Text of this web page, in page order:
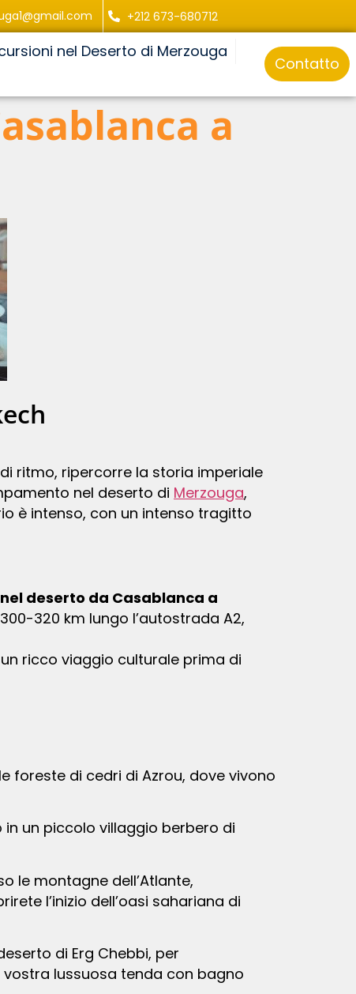
+212 673-680712
nel Deserto di Merzouga
Contatto
a
ritmo, ripercorre la storia imperiale
nel deserto di Merzouga,
è intenso, con un intenso tragitto
deserto da Casablanca a
320 km lungo l’autostrada A2,
ricco viaggio culturale prima di
un piccolo villaggio berbero di
le montagne dell’Atlante,
l’inizio dell’oasi sahariana di
vostra lussuosa tenda con bagno